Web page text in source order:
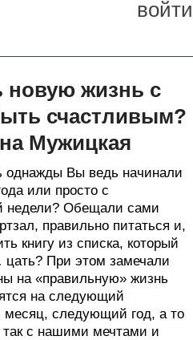
войти
новую жизнь с
счастливым?
Мужицкая
однажды Вы ведь начинали
или просто с
недели? Обещали сами
правильно питаться и,
книгу из списка, который
При этом замечали
на «правильную» жизнь
на следующий
следующий год, а то
с нашими мечтами и